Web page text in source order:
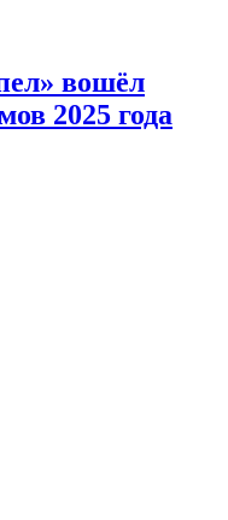
вошёл
2025 года